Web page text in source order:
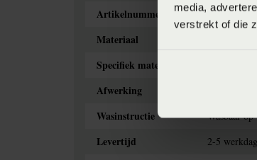
media,
verstrekt of die
Artikelnummer
Materiaal
Specifiek materiaal
Afwerking
Wasinstructie Wasbaar
Levertijd 2-5